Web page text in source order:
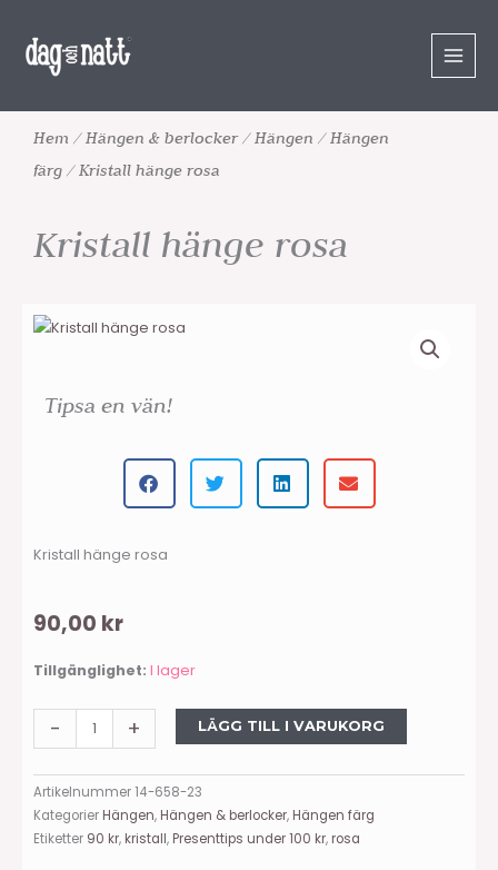
innehåll
Hem /Hängen & berlocker/Hängen /Hängen
färg / Kristall hänge rosa
Kristall hänge rosa
Tipsa en vän!
Kristall hänge rosa
90,00 kr
Tillgänglighet: I lager
-
Kristall
mängd
+ LÄGG TILL I VARUKORG
Artikelnummer14-658-23
Kategorier Hängen, Hängen & berlocker, Hängen färg
Etiketter 90 kr, kristall, Presenttips under 100 kr, rosa